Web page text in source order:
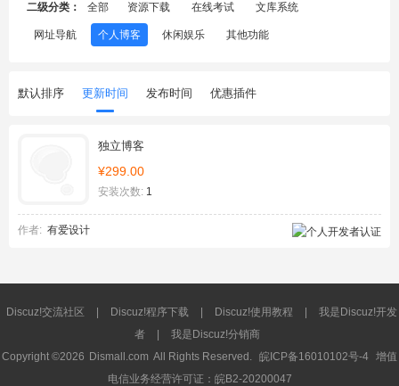
二级分类： 全部 资源下载 在线考试 文库系统
网址导航 个人博客 休闲娱乐 其他功能
默认排序 更新时间 发布时间 优惠插件
独立博客
¥299.00
安装次数: 1
作者: 有爱设计
Discuz!交流社区 Discuz!程序下载 Discuz!使用教程
我是Discuz!开发
者
我是Discuz!分销商
Copyright ©2026 Dismall.com All Rights Reserved. 皖ICP备16010102号-4 增值
电信业务经营许可证：皖B2-20200047